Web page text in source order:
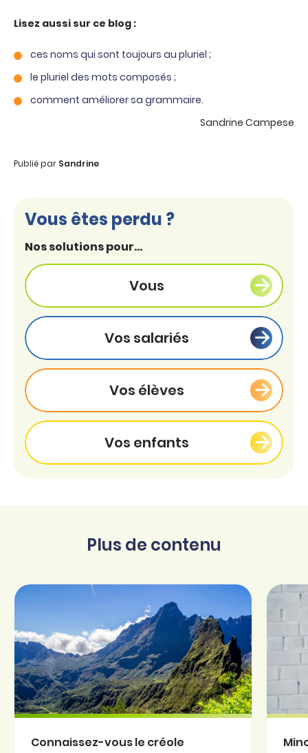
Lisez aussi sur ce blog :
ces noms qui sont toujours au pluriel ;
le pluriel des mots composés ;
comment améliorer sa grammaire.
Sandrine Campese
Publié par Sandrine
Vous êtes perdu ?
Nos solutions pour...
Vous
Vos salariés
Vos élèves
Vos enfants
Plus de contenu
Connaissez-vous le créole